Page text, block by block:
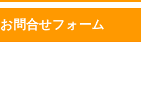
お問合せフォーム